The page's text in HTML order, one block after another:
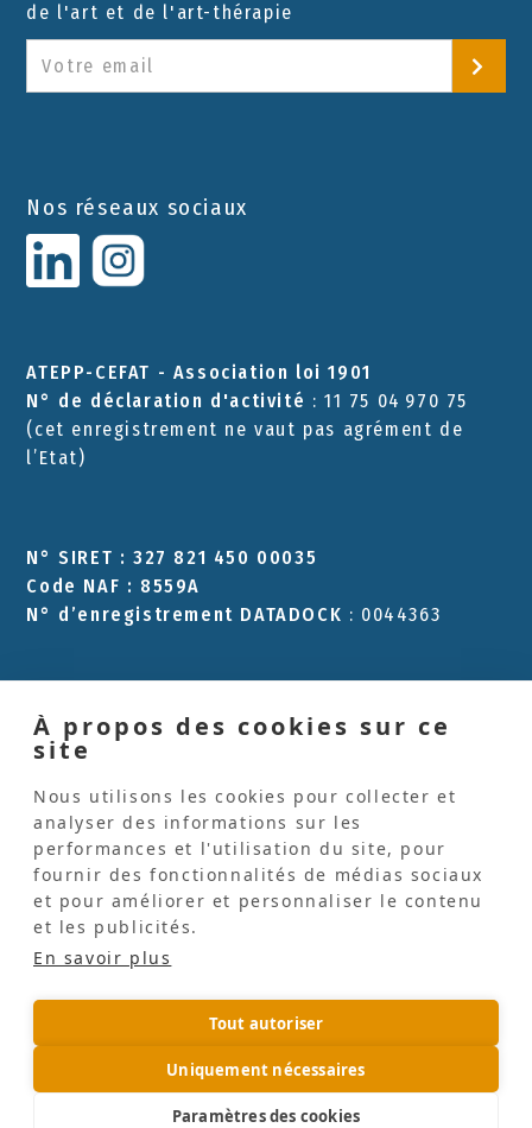
À propos des cookies sur ce
site
Nous utilisons les cookies pour collecter et
analyser des informations sur les
performances et l'utilisation du site, pour
fournir des fonctionnalités de médias sociaux
et pour améliorer et personnaliser le contenu
et les publicités.
En savoir plus
Tout autoriser
Uniquement nécessaires
Paramètres des cookies
Nos réseaux sociaux
de l'art et de l'art-thérapie
ATEPP-CEFAT - Association loi 1901
N° de déclaration d'activité : 11 75 04 970 75
(cet enregistrement ne vaut pas agrément de
l’Etat)
N° SIRET : 327 821 450 00035
Code NAF : 8559A
N° d’enregistrement DATADOCK : 0044363
Les Pinceaux
Formation qualifiante
Espace animateurs d'atelier d'expression
Espace art-thérapeutes
Blog